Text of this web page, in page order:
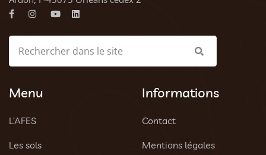
Menu
L’AFES
Les sols
Informations
Contact
Mentions légales